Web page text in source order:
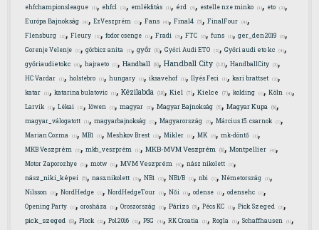
ehfchampionsleague (1), ehfcl (2), emlékfitás (1), érd (3), estelle nze minko (1), eto (2),
Európa Bajnokság (4), EzVeszprém (1), Fans (4), Final4 (5), FinalFour (4),
Flensburg (2), Fleury (2), fodor csenge (1), Fradi (3), FTC (3), funs (1), ger_den2019 (3),
Gorenje Velenje (1), görbicz anita (1), győr (8), Győri Audi ETO (2), Győri audi eto kc (4),
győriaudietokc (4), hajraeto (1), Handball (8), Handball City (12), HandballCity (3),
HC Vardar (1), holstebro (1), hungary (1), iksavehof (1), Ilyés Feci (1), kari brattset (2),
katar (1), katarina bulatovic (1), Kézilabda (10), Kiel (7), Kielce (7), kolding (1), Köln (4),
Larvik (1), Lékai (2), löwen (1), magyar (3), Magyar Bajnokság (5), Magyar Kupa (6),
magyar_válogatott (1), magyarbajnokság (1), Magyarország (3), Március 15. csarnok (1),
Marian Cozma (1), MB1 (1), Meshkov Brest (2), Mikler (1), MK (3), mk-döntő (1),
MKB Veszprém (3), mkb_veszprém (1), MKB-MVM Veszprém (8), Montpellier (4),
Motor Zaporozhye (1), motw (1), MVM Veszprém (4), nász nikolett (1),
nász_niki_képei (5), nasznikolett (2), NB1 (2), NB1/B (1), nbi (1), Németország (1),
Nilsson (3), NordHedge (1), NordHedgeTour (1), Női (1), odense (1), odensehc (1),
Opening Party (1), orosháza (1), Oroszország (1), Párizs (5), Pécs KC (1), Pick Szeged (3),
pick_szeged (8), Plock (2), Pol2016 (2), PSG (4), RK Croatia (1), Rogla (1), Schaffhausen (1),